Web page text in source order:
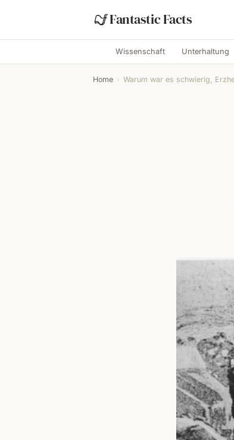
Fantastic Facts
Wissenschaft Unterhaltung
Home › Warum war es schwierig,